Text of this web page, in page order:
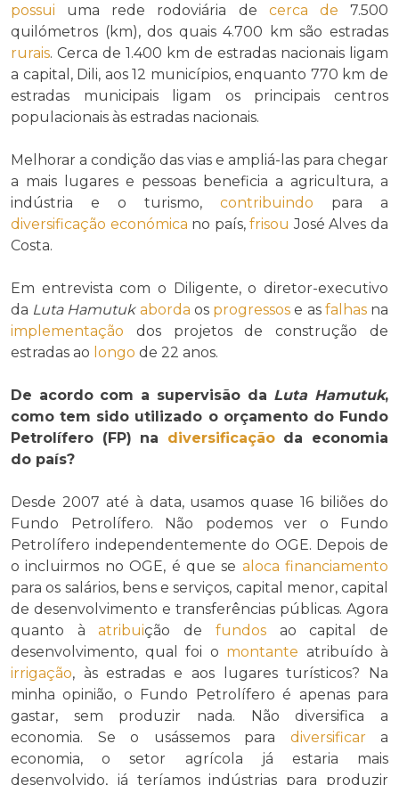
possui uma rede rodoviária de cerca de 7.500
quilómetros (km), dos quais 4.700 km são estradas
rurais. Cerca de 1.400 km de estradas nacionais ligam
a capital, Dili, aos 12 municípios, enquanto 770 km de
estradas municipais ligam os principais centros
populacionais às estradas nacionais.
Melhorar a condição das vias e ampliá-las para chegar
a mais lugares e pessoas beneficia a agricultura, a
indústria e o turismo, contribuindo para a
diversificação económica no país,frisou José Alves da
Costa.
Em entrevista com o Diligente, o diretor-executivo
da Luta Hamutuk aborda os progressos e as falhasna
implementação dos projetos de construção de
estradas ao longo de 22 anos.
De acordo com a supervisão da Luta Hamutuk,
como tem sido utilizado o orçamento do Fundo
Petrolífero (FP) na diversificaçãoda economia
do país?
Desde 2007 até à data, usamos quase 16 biliões do
Fundo Petrolífero. Não podemos ver o Fundo
Petrolífero independentemente do OGE. Depois de
o incluirmos no OGE, é que se aloca financiamento
para os salários, bens e serviços, capital menor, capital
de desenvolvimento e transferências públicas. Agora
quanto àatribuição de fundosao capital de
desenvolvimento, qual foi o montante atribuído à
irrigação, às estradas e aos lugares turísticos? Na
minha opinião, o Fundo Petrolífero é apenas para
gastar, sem produzir nada. Não diversifica a
economia. Se o usássemos para diversificara
economia, o setor agrícola já estaria mais
desenvolvido, já teríamos indústrias para produzir